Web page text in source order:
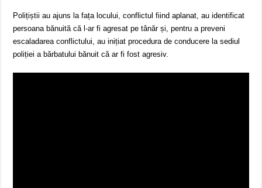
Polițiștii au ajuns la fața locului, conflictul fiind aplanat, au identificat
persoana bănuită că l-ar fi agresat pe tânăr și, pentru a preveni
escaladarea conflictului, au inițiat procedura de conducere la sediul
poliției a bărbatului bănuit că ar fi fost agresiv.